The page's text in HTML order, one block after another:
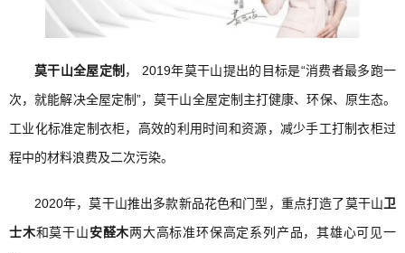
莫干山全屋定制 ， 2019年莫干山提出的目标是“消费者最多跑一
次，就能解决全屋定制”，莫干山全屋定制主打健康、环保、原生态。
工业化标准定制衣柜，高效的利用时间和资源，减少手工打制衣柜过
程中的材料浪费及二次污染。
2020年，莫干山推出多款新品花色和门型，重点打造了莫干山卫
士木和莫干山安醛木两大高标准环保高定系列产品，其雄心可见一